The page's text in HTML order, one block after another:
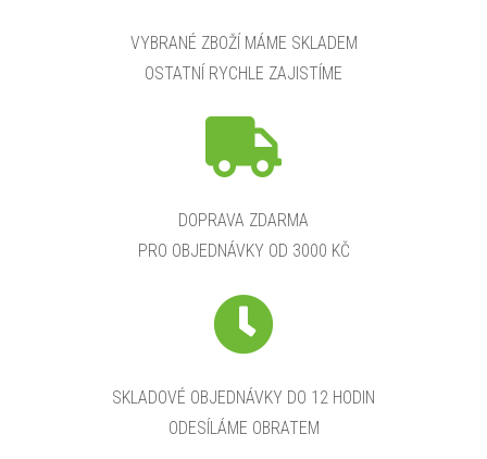
VYBRANÉ ZBOŽÍ MÁME SKLADEM
OSTATNÍ RYCHLE ZAJISTÍME
DOPRAVA ZDARMA
PRO OBJEDNÁVKY OD 3000 KČ
SKLADOVÉ OBJEDNÁVKY DO 12 HODIN
ODESÍLÁME OBRATEM